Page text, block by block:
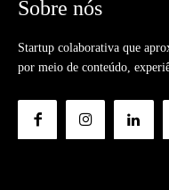
Sobre nós
Startup colaborativa que
por meio de conteúdo,